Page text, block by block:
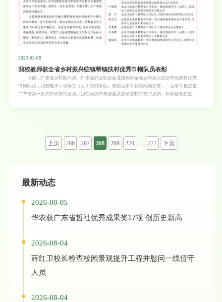
2022-03-08
我校教师获全省乡村振兴驻镇帮镇扶村优秀巾帼队员表彰
日前，广东省乡村振兴局、广东省妇女联合会通报表彰全省乡村振兴驻镇帮镇扶村优秀
巾帼队员，我校电子工程学院（人工智能学院）教授岳学军获得此项荣誉。 岳学军教授是
广东省第一批农村科技特派员，担任河源市东源县义合镇农村科技特派员，长期奋战在驻镇
上页 266 267 268 269 270 . . . 277 下页
最新动态
2026-08-05
华农获广东省哲社优秀成果奖17项 创历史新高
2026-08-04
薛红卫校长检查校园景观提升工程并慰问一线值守
人员
2026-08-04